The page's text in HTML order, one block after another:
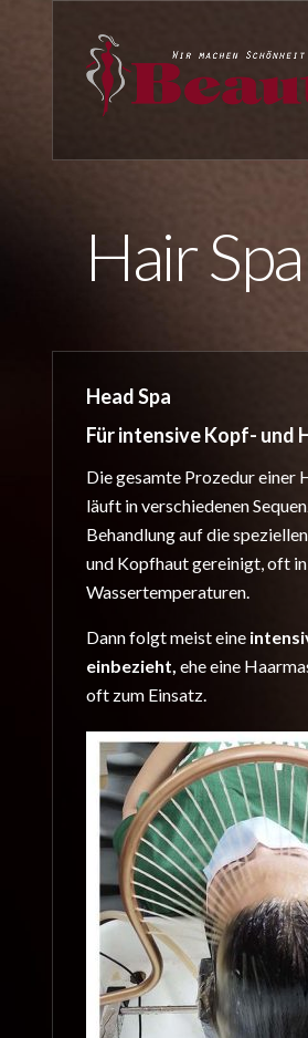
Hair Spa
Head Spa
Für intensive Kopf- und
Die gesamte Prozedur einer
läuft in verschiedenen
Behandlung auf die
und Kopfhaut gereinigt, oft
Wassertemperaturen.
Dann folgt meist eine
einbezieht, ehe eine
oft zum Einsatz.